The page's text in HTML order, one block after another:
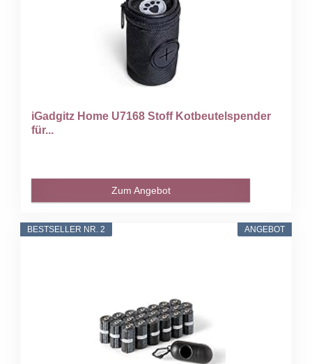
iGadgitz Home U7168 Stoff Kotbeutelspender
für...
Zum Angebot
ANGEBOT
BESTSELLER NR. 2